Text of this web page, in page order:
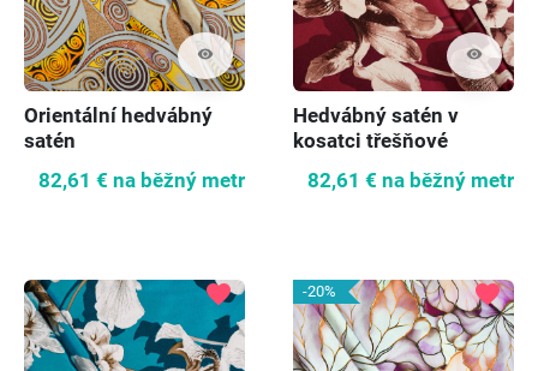
visibility
Orientální hedvábný
satén
82,61 € na běžný metr
visibility
Hedvábný satén v
kosatci třešňové
82,61 € na běžný metr
favorite -20% favorite